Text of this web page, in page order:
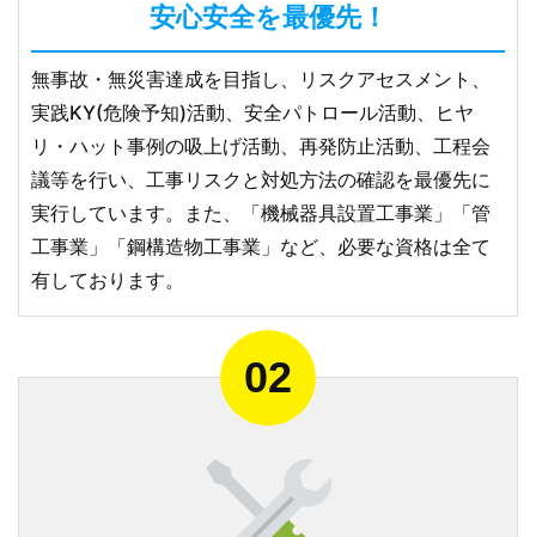
安心安全を最優先！
無事故・無災害達成を目指し、リスクアセスメント、
実践KY(危険予知)活動、安全パトロール活動、ヒヤ
リ・ハット事例の吸上げ活動、再発防止活動、工程会
議等を行い、工事リスクと対処方法の確認を最優先に
実行しています。また、「機械器具設置工事業」「管
工事業」「鋼構造物工事業」など、必要な資格は全て
有しております。